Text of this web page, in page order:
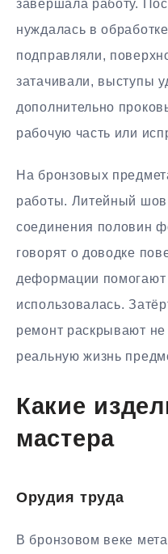
завершала работу.
нуждалась в
подправляли,
затачивали, выступы
дополнительно
рабочую часть или
На бронзовых
работы. Литейный шов
соединения половин
говорят о доводке
деформации помогают
использовалась.
ремонт раскрывают не
реальную жизнь
Какие
мастера
Орудия труда
В бронзовом веке